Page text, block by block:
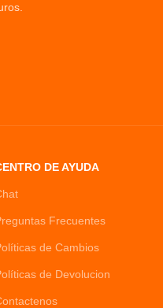
DE AYUDA
Frecuentes
de Cambios
de Devolucion